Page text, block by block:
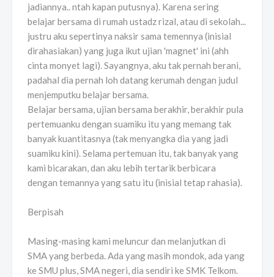
jadiannya.. ntah kapan putusnya). Karena sering
belajar bersama di rumah ustadz rizal, atau di sekolah...
justru aku sepertinya naksir sama temennya (inisial
dirahasiakan) yang juga ikut ujian 'magnet' ini (ahh
cinta monyet lagi). Sayangnya, aku tak pernah berani,
padahal dia pernah loh datang kerumah dengan judul
menjemputku belajar bersama.
Belajar bersama, ujian bersama berakhir, berakhir pula
pertemuanku dengan suamiku itu yang memang tak
banyak kuantitasnya (tak menyangka dia yang jadi
suamiku kini). Selama pertemuan itu, tak banyak yang
kami bicarakan, dan aku lebih tertarik berbicara
dengan temannya yang satu itu (inisial tetap rahasia).
Berpisah
Masing-masing kami meluncur dan melanjutkan di
SMA yang berbeda. Ada yang masih mondok, ada yang
ke SMU plus, SMA negeri, dia sendiri ke SMK Telkom.